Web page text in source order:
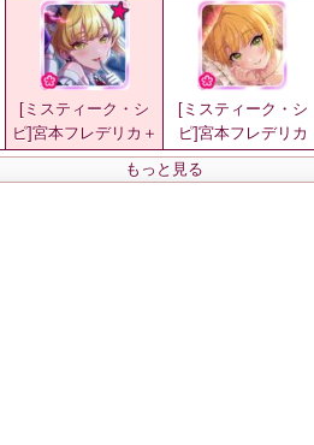
[ミスティーク・シ
ピ]宮本フレデリカ＋
[ミスティーク・シ
ピ]宮本フレデリカ
もっと見る